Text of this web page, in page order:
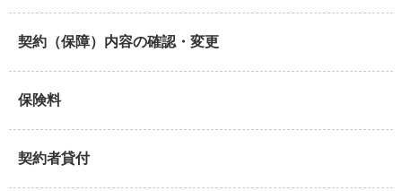
契約（保障）内容の確認・変更
保険料
契約者貸付